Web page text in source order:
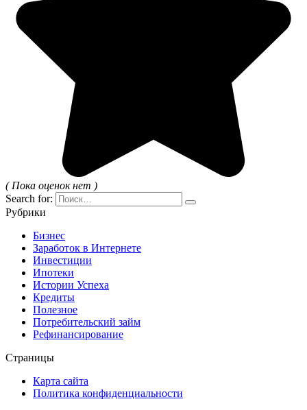
( Пока оценок нет )
Search for:
Рубрики
Бизнес
Заработок в Интернете
Инвестиции
Ипотеки
Истории Успеха
Кредиты
Полезное
Потребительский займ
Рефинансирование
Страницы
Карта сайта
Политика конфиденциальности